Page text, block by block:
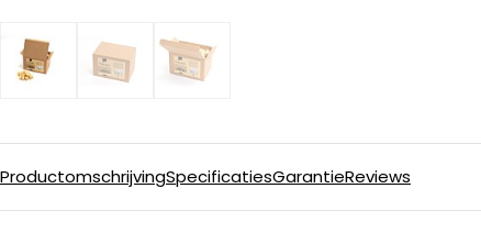
ProductomschrijvingSpecificatiesGarantieReviews